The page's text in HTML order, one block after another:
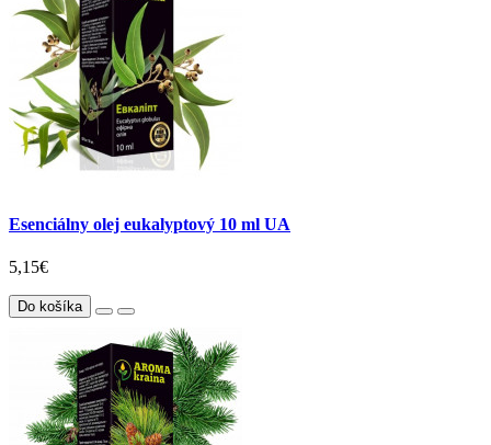
Esenciálny olej eukalyptový 10 ml UA
5,15€
Do košíka